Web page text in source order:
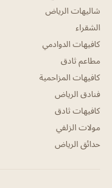
شاليهات الرياض
الشقراء
كافيهات الدوادمي
مطاعم ثادق
كافيهات المزاحمية
فنادق الرياض
كافيهات ثادق
مولات الزلفي
حدائق الرياض